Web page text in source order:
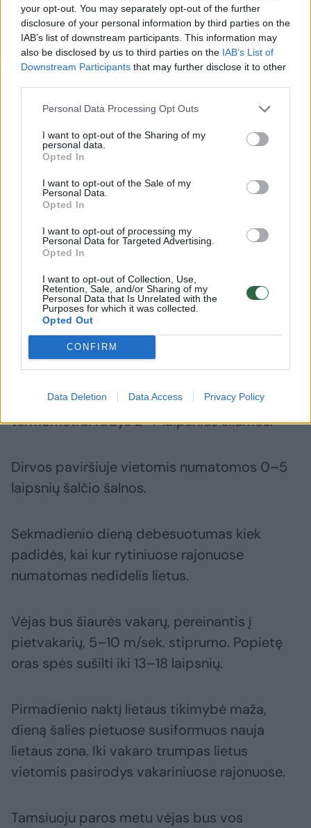
your opt-out. You may separately opt-out of the further
disclosure of your personal information by third parties on the
IAB’s list of downstream participants. This information may
also be disclosed by us to third parties on the IAB’s List of
Downstream Participants that may further disclose it to other
Personal Data Processing Opt Outs
I want to opt-out of the Sharing of my
personal data.
Opted In
I want to opt-out of the Sale of my
Personal Data.
Opted In
I want to opt-out of processing my
Personal Data for Targeted Advertising.
Opted In
I want to opt-out of Collection, Use,
Retention, Sale, and/or Sharing of my
Personal Data that Is Unrelated with the
Purposes for which it was collected.
Opted Out
CONFIRM
Data Deletion Data Access Privacy Policy
Tyrimas atskleidė, koks
→
Sekmadienį didesnių orų permainų
neprognozuojama.
debesuotas, tankesnių debesų užsiliks tiktai
rytiniuose rajonuose. Čia kai kuriose
vietovėse negausiai palis.
šiaurės vakarų vėjas. Saulei tekant
termometrai rodys 2–7 laipsnius šilumos.
Dirvos paviršiuje vietomis numatomos 0–5
laipsnių šalčio šalnos.
Sekmadienio dieną debesuotumas kiek
padidės, kai kur rytiniuose rajonuose
numatomas nedidelis lietus.
Vėjas bus šiaurės vakarų, pereinantis į
pietvakarių, 5–10 m/sek. stiprumo. Popietę
oras spės sušilti iki 13–18 laipsnių.
Pirmadienio naktį lietaus tikimybė maža,
dieną šalies pietuose susiformuos nauja
lietaus zona. Iki vakaro trumpas lietus
vietomis pasirodys vakariniuose rajonuose.
Tamsiuoju paros metu vėjas bus vos